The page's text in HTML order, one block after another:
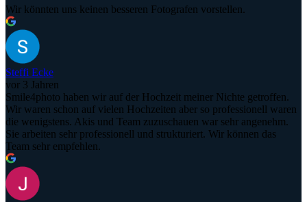
Wir könnten uns keinen besseren Fotografen vorstellen.
Steffi Ecke
vor 3 Jahren
Smile4photo haben wir auf der Hochzeit meiner Nichte getroffen.
Wir waren schon auf vielen Hochzeiten aber so professionell waren
die wenigstens. Akis und Team zuzuschauen war sehr angenehm.
Sie arbeiten sehr professionell und strukturiert. Wir können das
Team sehr empfehlen.